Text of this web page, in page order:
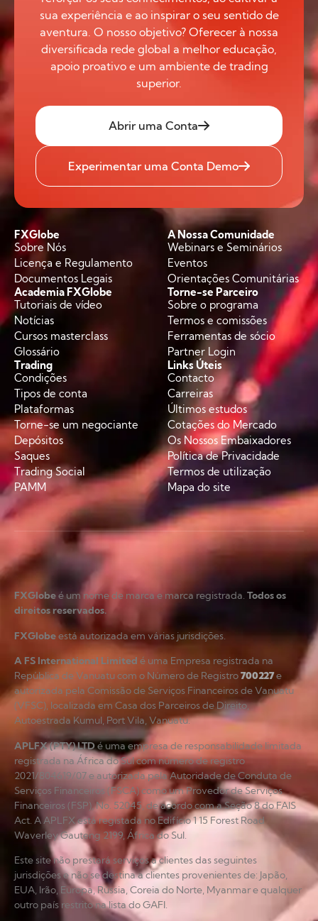
sua experiência e ao inspirar o seu sentido de
aventura. O nosso objetivo? Oferecer à nossa
diversificada rede global a melhor educação,
apoio proativo e um ambiente de trading
superior.
Abrir uma Conta
Experimentar uma Conta Demo
FXGlobe
Sobre Nós
Licença e Regulamento
Documentos Legais
A Nossa Comunidade
Webinars e Seminários
Eventos
Orientações Comunitárias
Academia FXGlobe
Tutoriais de vídeo
Notícias
Cursos masterclass
Glossário
Torne-se Parceiro
Sobre o programa
Termos e comissões
Ferramentas de sócio
Partner Login
Trading
Condições
Tipos de conta
Plataformas
Torne-se um negociante
Depósitos
Saques
Trading Social
PAMM
Links Úteis
Contacto
Carreiras
Últimos estudos
Cotações do Mercado
Os Nossos Embaixadores
Política de Privacidade
Termos de utilização
Mapa do site
FXGlobeé um nome de marca e marca registrada. Todos os
direitos reservados.
FXGlobeestá autorizada em várias jurisdições.
A FS International Limited é uma Empresa registrada na
República de Vanuatu com o Número de Registro700227e
autorizada pela Comissão de Serviços Financeiros de Vanuatu
(VFSC), localizada em Casa dos Parceiros de Direito,
Autoestrada Kumul, Port Vila, Vanuatu.
APLFX (PTY) LTD é uma empresa de responsabilidade limitada
registrada na África do Sul com número de registro
2021/804619/07 e autorizada pela Autoridade de Conduta de
Serviços Financeiros (FSCA) como um Provedor de Serviços
Financeiros (FSP), No. 52045, de acordo com a Seção 8 do FAIS
Act. A APLFX está registada no Edifício 1 15 Forest Road
Waverley Gauteng 2199, África do Sul.
Este site não prestará serviços a clientes das seguintes
jurisdições e não se destina a clientes provenientes de: Japão,
EUA, Irão, Europa, Rússia, Coreia do Norte, Myanmar e qualquer
outro país restrito na lista do GAFI.